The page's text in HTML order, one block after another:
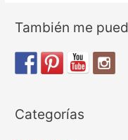
batería
UNEO
También me
Categorías